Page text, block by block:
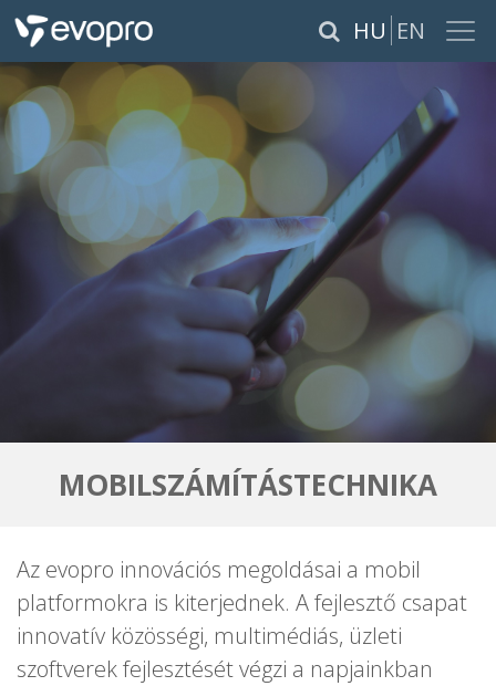
HU EN ×
RÓLUNK
SZOLGÁLTATÁSOK
TERMÉKEK
REFERENCIÁK
KARRIER
MOBILSZÁMÍTÁSTECHNIKA
Az evopro innovációs megoldásai a mobil
platformokra is kiterjednek. A fejlesztő csapat
innovatív közösségi, multimédiás, üzleti
szoftverek fejlesztését végzi a napjainkban